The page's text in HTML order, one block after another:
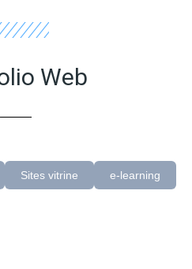
Web
Sites vitrine e-learning